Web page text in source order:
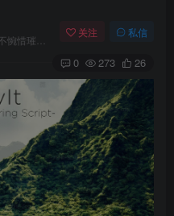
关注 私信
0 273 26